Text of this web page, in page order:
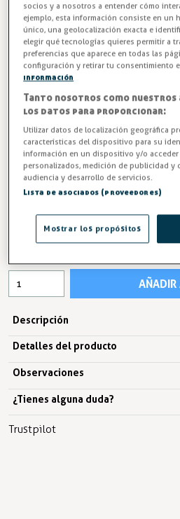
Empuñadura
Goma empuñadura para
Entrega en
-3% AHORRA
9,17 €
IVA excl.
AÑADIR
Descripción
Detalles del producto
Observaciones
¿Tienes alguna duda?
Trustpilot
socios y a nosotros a entender cómo
ejemplo, esta información consiste en un
único, una geolocalización exacta e
elegir qué tecnologías quieres permitir a
preferencias que aparece en todas las
configuración y retirar tu consentimiento
información
Tanto nosotros como
los datos para proporcionar:
Utilizar datos de localización geográfica
características del dispositivo para su
información en un dispositivo y/o
personalizados, medición de publicidad y
audiencia y desarrollo de servicios.
Lista de asociados (proveedores)
Mostrar los propósitos